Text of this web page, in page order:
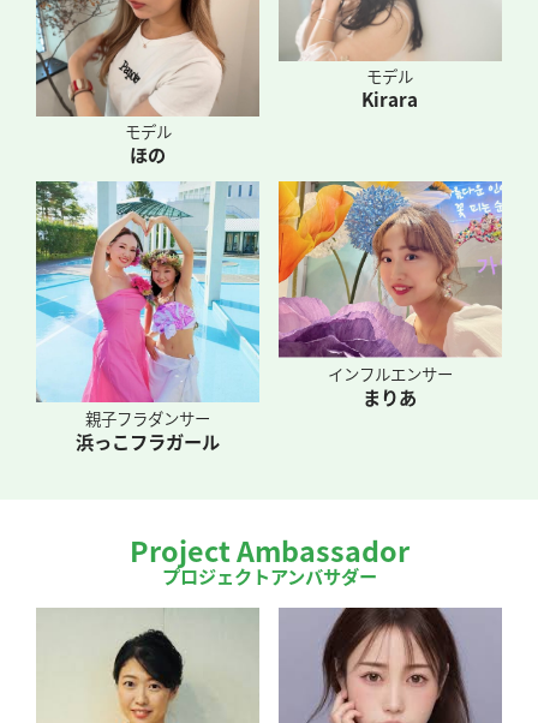
モデル
ほの
モデル
Kirara
親子フラダンサー
浜っこフラガール
インフルエンサー
まりあ
Project Ambassador
プロジェクトアンバサダー